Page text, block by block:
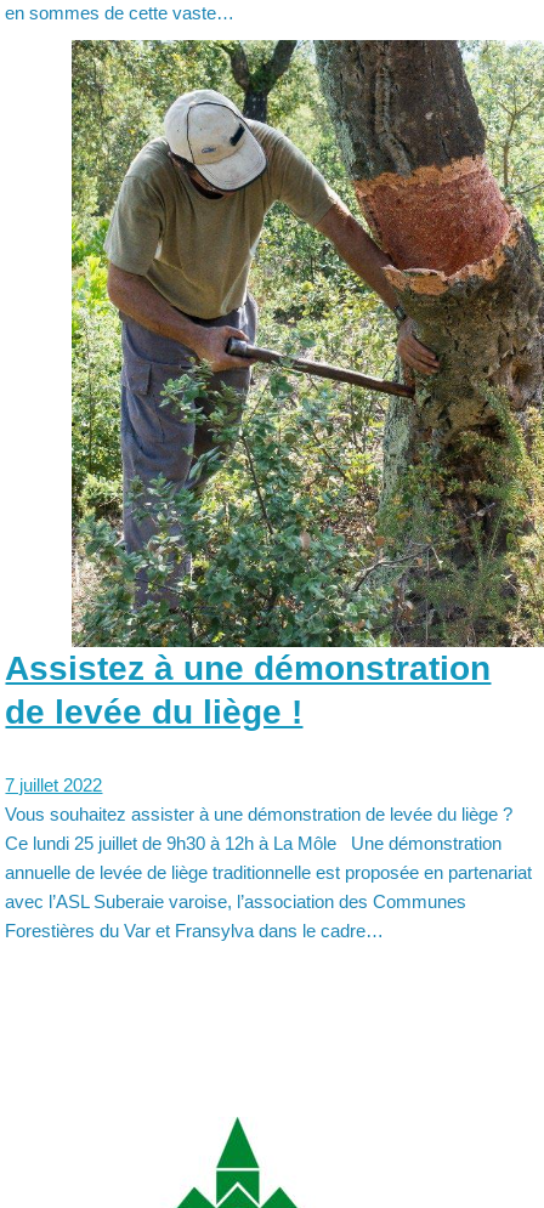
en sommes de cette vaste…
Assistez à une démonstration
de levée du liège !
7 juillet 2022
Vous souhaitez assister à une démonstration de levée du liège ?
Ce lundi 25 juillet de 9h30 à 12h à La Môle Une démonstration
annuelle de levée de liège traditionnelle est proposée en partenariat
avec l’ASL Suberaie varoise, l’association des Communes
Forestières du Var et Fransylva dans le cadre…